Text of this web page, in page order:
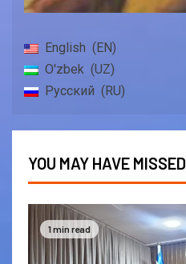
English
EN
O'zbek
UZ
Русский
RU
YOU MAY HAVE MISSED
1 min read